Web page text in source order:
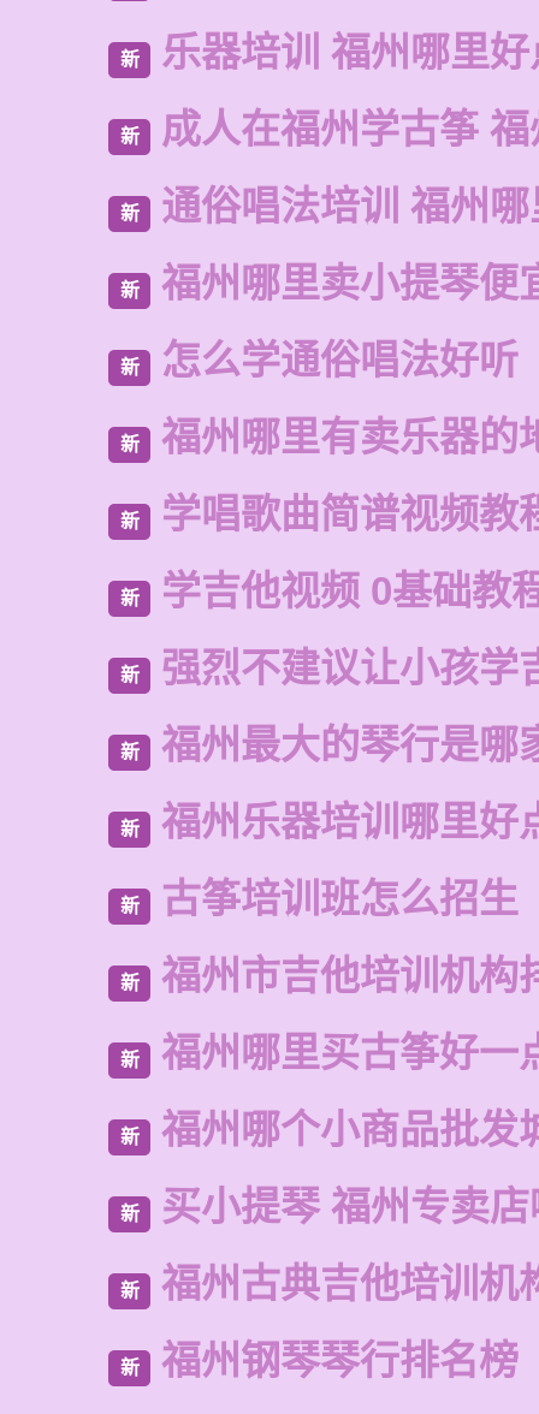
新 乐器培训 福州哪里
新 成人在福州学古筝
新 通俗唱法培训 福州
新 福州哪里卖小提琴便
新 怎么学通俗唱法好听
新 福州哪里有卖乐器的
新 学唱歌曲简谱视频教
新 学吉他视频 0基础教
新 强烈不建议让小孩学
新 福州最大的琴行是哪
新 福州乐器培训哪里好
新 古筝培训班怎么招生
新 福州市吉他培训机构
新 福州哪里买古筝好一
新 福州哪个小商品批发
新 买小提琴 福州专卖
新 福州古典吉他培训机
新 福州钢琴琴行排名榜